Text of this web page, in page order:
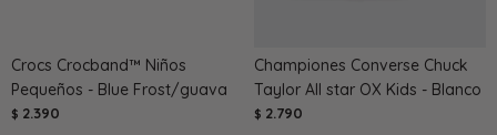
Crocs Crocband™ Niños
Pequeños - Blue Frost/guava
$ 2.390
Championes Converse Chuck
Taylor All star OX Kids - Blanco
$ 2.790